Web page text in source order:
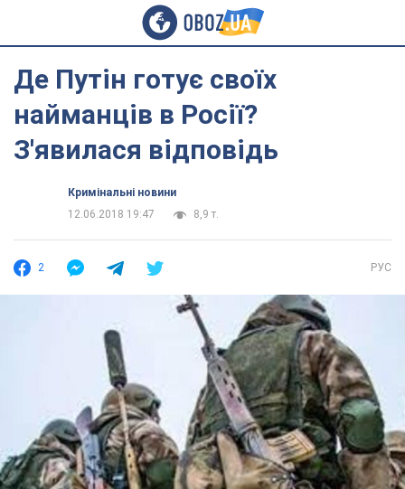
Де Путін готує своїх
найманців в Росії?
З'явилася відповідь
Кримінальні новини
12.06.2018 19:47
8,9 т.
2 РУС